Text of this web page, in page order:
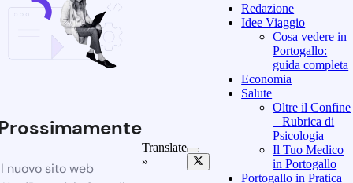
nuovo sito web
Translate
»
Redazione
Idee Viaggio
Cosa vedere in
Portogallo:
guida completa
Economia
Salute
Oltre il Confine
– Rubrica di
Psicologia
Il Tuo Medico
in Portogallo
Portogallo in Pratica